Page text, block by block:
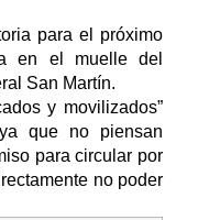
para el próximo
en el muelle del
San Martín.
y movilizados”
que no piensan
para circular por
no poder